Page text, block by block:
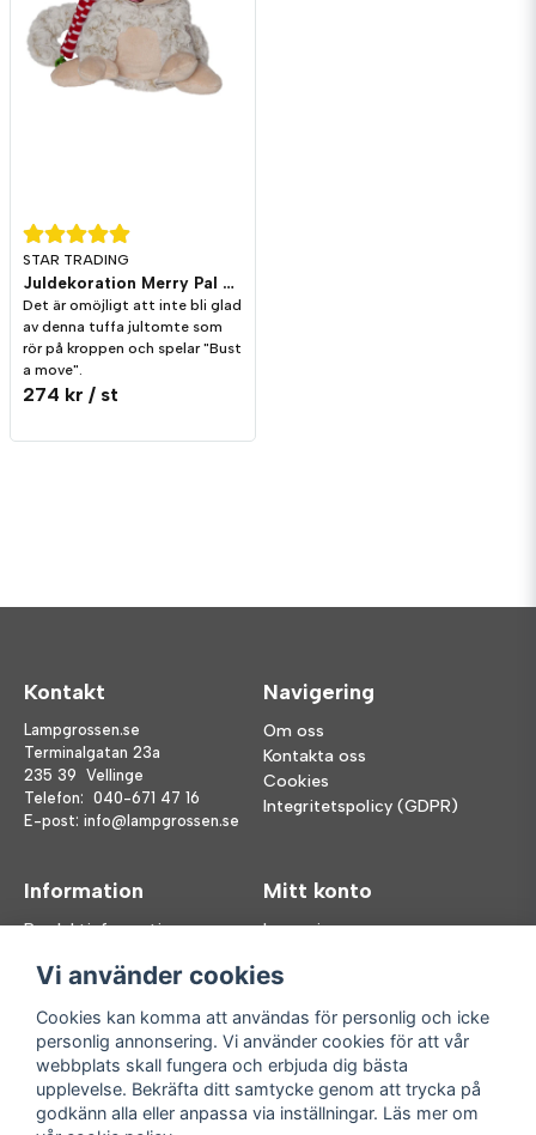
STAR TRADING
Juldekoration Merry Pal Apa Melodi/Rörelse
Det är omöjligt att inte bli glad
av denna tuffa jultomte som
rör på kroppen och spelar "Bust
a move".
274 kr / st
Kontakt
Lampgrossen.se
Terminalgatan 23a
235 39 Vellinge
Telefon: 040-671 47 16
E-post: info@lampgrossen.se
Navigering
Om oss
Kontakta oss
Cookies
Integritetspolicy (GDPR)
Information
Produktinformation
FAQ
Mitt konto
Logga in
Glömt lösenord?
Följ oss
Facebook
Instagram
Handla enkelt
Vi använder cookies
Cookies kan komma att användas för personlig och icke
personlig annonsering. Vi använder cookies för att vår
webbplats skall fungera och erbjuda dig bästa
upplevelse. Bekräfta ditt samtycke genom att trycka på
godkänn alla eller anpassa via inställningar. Läs mer om